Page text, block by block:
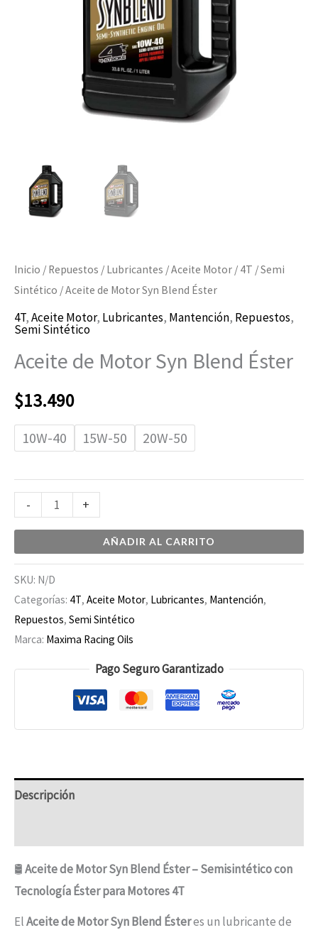
Inicio / Repuestos / Lubricantes /Aceite Motor / 4T /Semi
Sintético / Aceite de Motor Syn Blend Éster
4T,Aceite Motor, Lubricantes, Mantención, Repuestos,
Semi Sintético
Aceite de Motor Syn Blend Éster
$13.490
10W-40 15W-50 20W-50
- +
AÑADIR AL CARRITO
SKU: N/D
Categorías: 4T, Aceite Motor, Lubricantes, Mantención,
Repuestos, Semi Sintético
Marca: Maxima Racing Oils
Pago Seguro Garantizado
Descripción
🛢️Aceite de Motor Syn Blend Éster – Semisintético con
Tecnología Éster para Motores 4T
ElAceite de Motor Syn Blend Ésteres un lubricante de